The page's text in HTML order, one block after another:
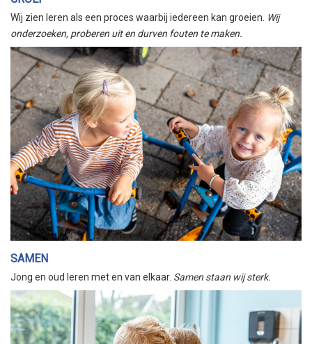
Wij zien leren als een proces waarbij iedereen kan groeien. Wij
onderzoeken, proberen uit en durven fouten te maken.
SAMEN
Jong en oud leren met en van elkaar. Samen staan wij sterk.